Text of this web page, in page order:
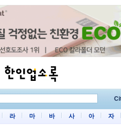
라 마 바 사 아 자